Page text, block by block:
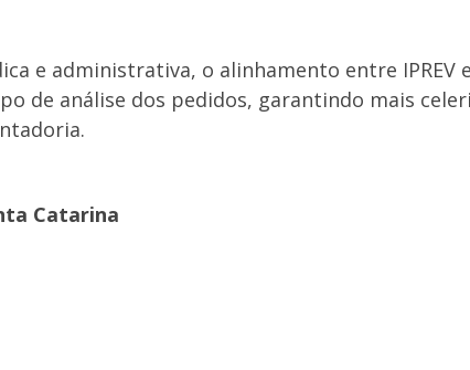
e administrativa, o alinhamento entre IPREV
de análise dos pedidos, garantindo mais
Catarina